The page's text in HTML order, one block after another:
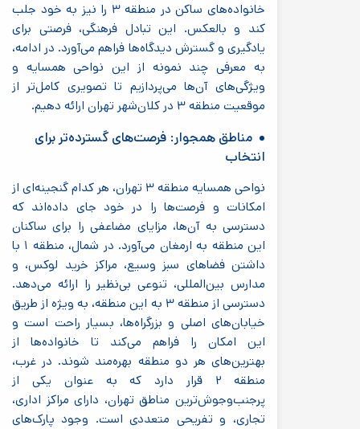
خانواده‌های ساکن در منطقه ۳ را نیز به خود جلب
کند و بالعکس. این تبادل فرهنگی، فرصتی برای
یادگیری و گسترش دیدگاه‌ها فراهم می‌آورد. در ادامه،
به معرفی چند نمونه از این نواحی همسایه و
ویژگی‌های آن‌ها می‌پردازیم تا تصویری کامل‌تر از
موقعیت منطقه ۳ در کلان‌شهر تهران ارائه دهیم.
مناطق همجوار: فرصت‌های گسترده‌تر برای
انتخاب
نواحی همسایه منطقه ۳ تهران، هر کدام گنجینه‌ای از
امکانات و فرصت‌ها را در خود جای داده‌اند که
دسترسی به آن‌ها، مزایای مضاعفی را برای ساکنان
این منطقه به ارمغان می‌آورد. در شمال، منطقه ۱ با
داشتن فضاهای سبز وسیع، مراکز خرید لوکس، و
مدارس بین‌المللی، تنوعی بی‌نظیر را ارائه می‌دهد.
دسترسی از منطقه ۳ به این منطقه، به ویژه از طریق
خیابان‌های اصلی و بزرگراه‌ها، بسیار راحت است و
این امکان را فراهم می‌کند تا خانواده‌ها از
بهترین‌های هر دو منطقه بهره‌مند شوند. در غرب،
منطقه ۲ قرار دارد که به عنوان یکی از
پرجنب‌وجوش‌ترین مناطق تهران، دارای مراکز اداری،
تجاری، و تفریحی متعددی است. وجود پارک‌های